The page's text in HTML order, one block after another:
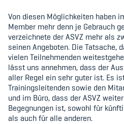
Offene Stellen
Mitgliedervereine
Sponsoren und
Netzwerk
Von diesen Möglichkeiten haben
Member mehr denn je Gebrauch
verzeichnete der ASVZ mehr als
seinen Angeboten. Die Tatsache,
vielen Teilnehmenden
lässt uns annehmen, dass der
aller Regel ein sehr guter ist. Es
Trainingsleitenden sowie den
und im Büro, dass der ASVZ
Begegnungen ist, sowohl für
als auch für alle anderen.